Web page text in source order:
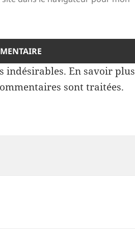
indésirables.En savoir plus
sont traitées.